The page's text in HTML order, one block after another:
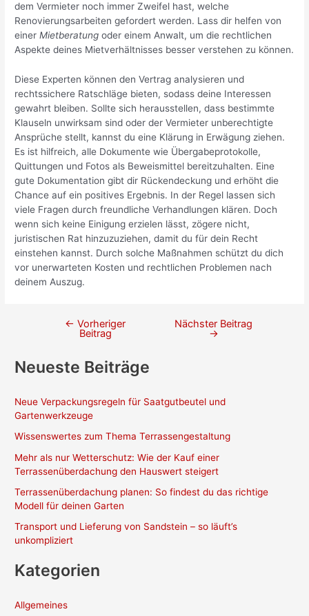
dem Vermieter noch immer Zweifel hast, welche
Renovierungsarbeiten gefordert werden. Lass dir helfen von
einerMietberatung oder einem Anwalt, um die rechtlichen
Aspekte deines Mietverhältnisses besser verstehen zu können.
Diese Experten können den Vertrag analysieren und
rechtssichere Ratschläge bieten, sodass deine Interessen
gewahrt bleiben. Sollte sich herausstellen, dass bestimmte
Klauseln unwirksam sind oder der Vermieter unberechtigte
Ansprüche stellt, kannst du eine Klärung in Erwägung ziehen.
Es ist hilfreich, alle Dokumente wie Übergabeprotokolle,
Quittungen und Fotos als Beweismittel bereitzuhalten. Eine
gute Dokumentation gibt dir Rückendeckung und erhöht die
Chance auf ein positives Ergebnis. In der Regel lassen sich
viele Fragen durch freundliche Verhandlungen klären. Doch
wenn sich keine Einigung erzielen lässt, zögere nicht,
juristischen Rat hinzuzuziehen, damit du für dein Recht
einstehen kannst. Durch solche Maßnahmen schützt du dich
vor unerwarteten Kosten und rechtlichen Problemen nach
deinem Auszug.
Beitragsnavigation
← Vorheriger
Beitrag
Nächster Beitrag
→
Neueste Beiträge
Neue Verpackungsregeln für Saatgutbeutel und
Gartenwerkzeuge
Wissenswertes zum Thema Terrassengestaltung
Mehr als nur Wetterschutz: Wie der Kauf einer
Terrassenüberdachung den Hauswert steigert
Terrassenüberdachung planen: So findest du das richtige
Modell für deinen Garten
Transport und Lieferung von Sandstein – so läuft’s
unkompliziert
Kategorien
Allgemeines